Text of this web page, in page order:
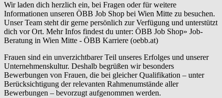
Wir laden dich herzlich ein, bei Fragen oder für weitere
Informationen unseren ÖBB Job Shop bei Wien Mitte zu besuchen.
Unser Team steht dir gerne persönlich zur Verfügung und unterstützt
dich vor Ort. Mehr Infos findest du unter: ÖBB Job Shop» Job-
Beratung in Wien Mitte - ÖBB Karriere (oebb.at)
Frauen sind ein unverzichtbarer Teil unseres Erfolges und unserer
Unternehmenskultur. Deshalb begrüßen wir besonders
Bewerbungen von Frauen, die bei gleicher Qualifikation – unter
Berücksichtigung der relevanten Rahmenumstände aller
Bewerbungen – bevorzugt aufgenommen werden.